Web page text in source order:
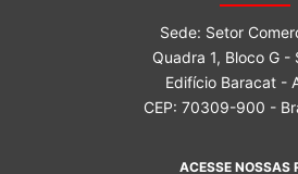
Sede: Setor
Quadra 1, Bloco G -
Edifício Baracat -
CEP: 70309-900 -
ACESSE NOSSAS